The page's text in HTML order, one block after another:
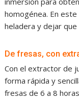
homogénea. En
heladera y dejar
De fresas, con
Con el extractor de
forma rápida y
fresas de 6 a 8